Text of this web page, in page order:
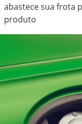
abastece sua frota
produto